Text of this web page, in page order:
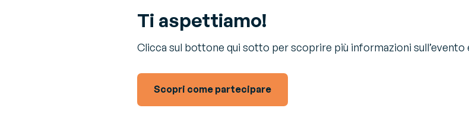
Ti aspettiamo!
Clicca sul bottone qui sotto per scoprire più informazioni
Scopri come partecipare